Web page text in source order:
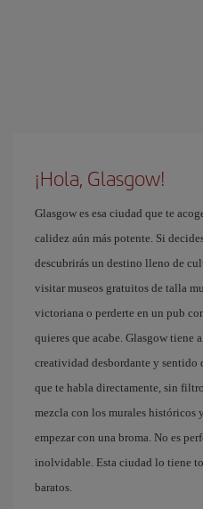
¡Hola, Glasgow!
Glasgow es esa ciudad que te
calidez aún más potente. Si
descubrirás un destino lleno de
visitar museos gratuitos de talla
victoriana o perderte en un pub
quieres que acabe. Glasgow tiene
creatividad desbordante y sentido
que te habla directamente, sin
mezcla con los murales históricos
empezar con una broma. No es
inolvidable. Esta ciudad lo tiene
baratos.